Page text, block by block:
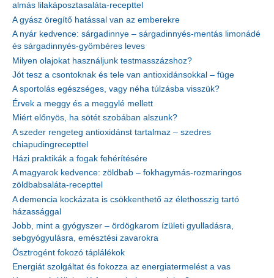
almás lilakáposztasaláta-recepttel
A gyász öregítő hatással van az emberekre
A nyár kedvence: sárgadinnye – sárgadinnyés-mentás limonádé
és sárgadinnyés-gyömbéres leves
Milyen olajokat használjunk testmasszázshoz?
Jót tesz a csontoknak és tele van antioxidánsokkal – füge
A sportolás egészséges, vagy néha túlzásba visszük?
Érvek a meggy és a meggylé mellett
Miért előnyös, ha sötét szobában alszunk?
A szeder rengeteg antioxidánst tartalmaz – szedres
chiapudingrecepttel
Házi praktikák a fogak fehérítésére
A magyarok kedvence: zöldbab – fokhagymás-rozmaringos
zöldbabsaláta-recepttel
A demencia kockázata is csökkenthető az élethosszig tartó
házassággal
Jobb, mint a gyógyszer – ördögkarom ízületi gyulladásra,
sebgyógyulásra, emésztési zavarokra
Ösztrogént fokozó táplálékok
Energiát szolgáltat és fokozza az energiatermelést a vas